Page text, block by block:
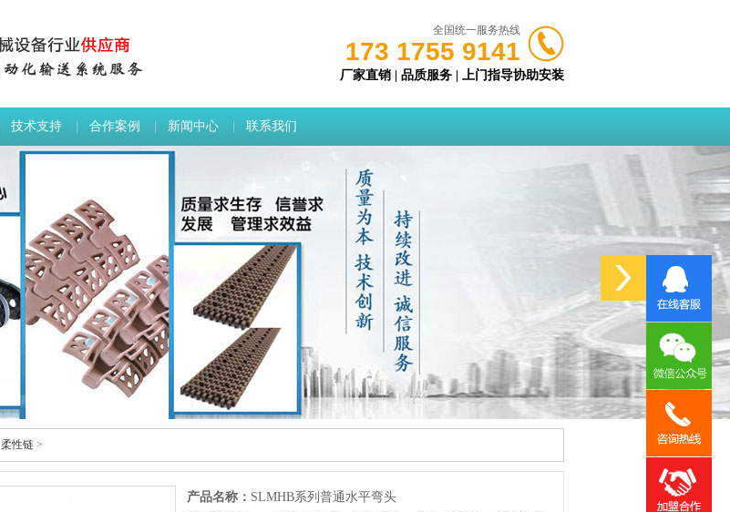
全国统一服务热线
173 1755 9141
厂家直销 | 品质服务 | 上门指导协助安装
技术支持 合作案例 新闻中心 联系我们
柔性链 >
产品名称： SLMHB系列普通水平弯头